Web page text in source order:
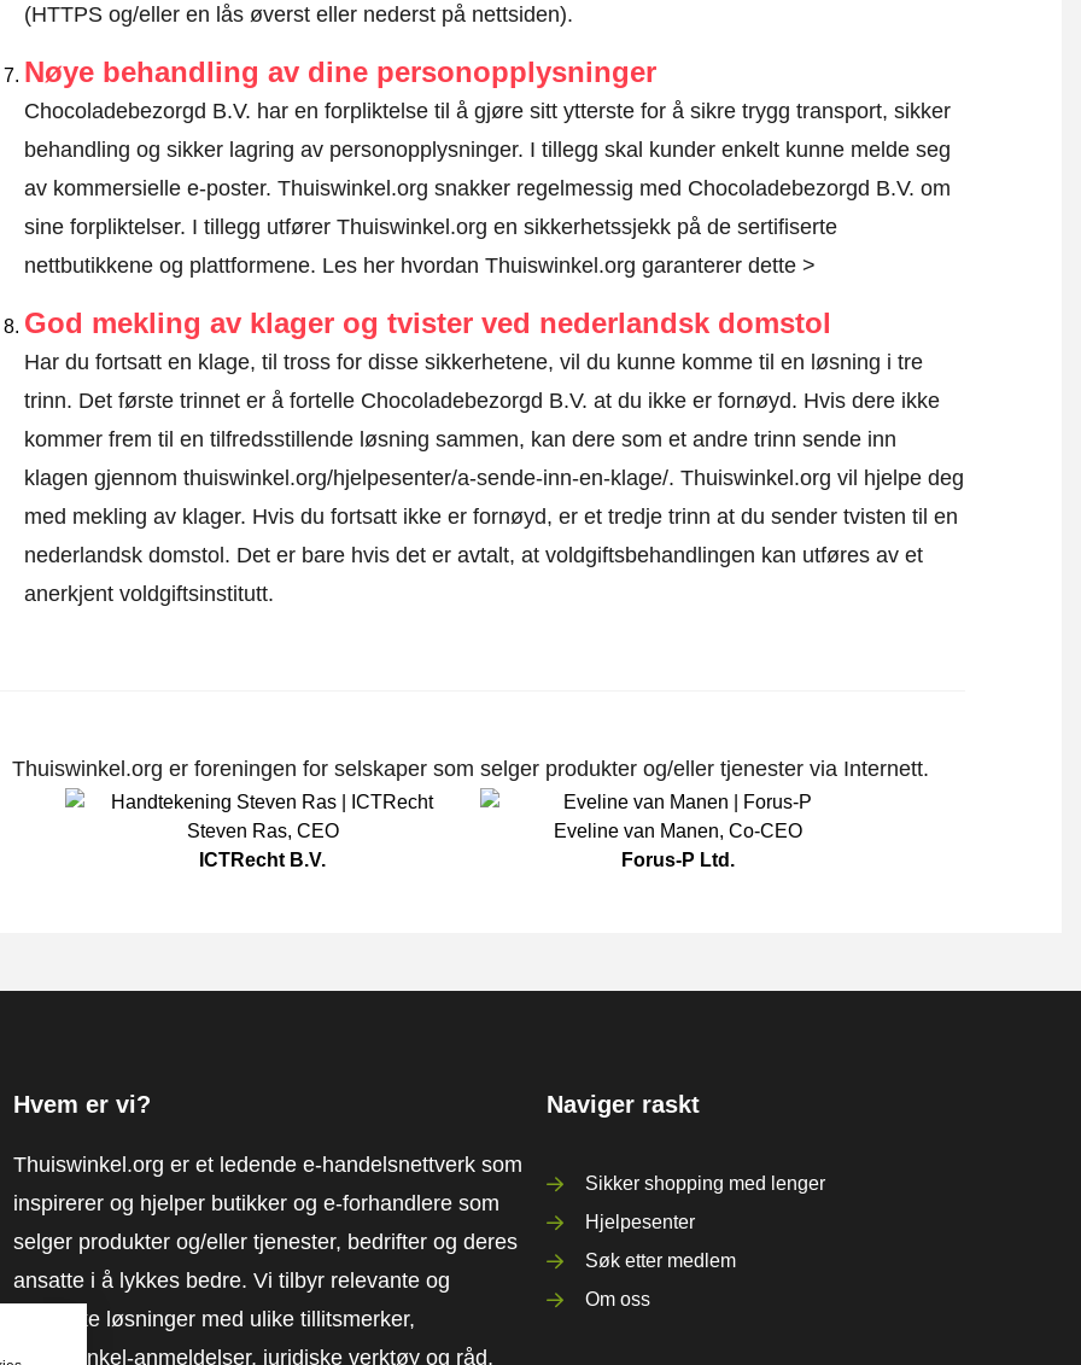
(HTTPS og/eller en lås øverst eller nederst på nettsiden).
Nøye behandling av dine personopplysninger
Chocoladebezorgd B.V. har en forpliktelse til å gjøre sitt ytterste for å sikre trygg transport, sikker
behandling og sikker lagring av personopplysninger. I tillegg skal kunder enkelt kunne melde seg
av kommersielle e-poster. Thuiswinkel.org snakker regelmessig med Chocoladebezorgd B.V. om
sine forpliktelser. I tillegg utfører Thuiswinkel.org en sikkerhetssjekk på de sertifiserte
nettbutikkene og plattformene. Les her hvordan Thuiswinkel.org garanterer dette >
God mekling av klager og tvister ved nederlandsk domstol
Har du fortsatt en klage, til tross for disse sikkerhetene, vil du kunne komme til en løsning i tre
trinn. Det første trinnet er å fortelle Chocoladebezorgd B.V. at du ikke er fornøyd. Hvis dere ikke
kommer frem til en tilfredsstillende løsning sammen, kan dere som et andre trinn sende inn
klagen gjennom thuiswinkel.org/hjelpesenter/a-sende-inn-en-klage/. Thuiswinkel.org vil hjelpe deg
med mekling av klager. Hvis du fortsatt ikke er fornøyd, er et tredje trinn at du sender tvisten til en
nederlandsk domstol. Det er bare hvis det er avtalt, at voldgiftsbehandlingen kan utføres av et
anerkjent voldgiftsinstitutt.
Thuiswinkel.org er foreningen for selskaper som selger produkter og/eller tjenester via Internett.
Steven Ras, CEO
ICTRecht B.V.
Eveline van Manen, Co-CEO
Forus-P Ltd.
Hvem er vi?
Thuiswinkel.org er et ledende e-handelsnettverk som
inspirerer og hjelper butikker og e-forhandlere som
selger produkter og/eller tjenester, bedrifter og deres
ansatte i å lykkes bedre. Vi tilbyr relevante og
praktiske løsninger med ulike tillitsmerker,
Thuiswinkel-anmeldelser, juridiske verktøy og råd,
Naviger raskt
Sikker shopping med lenger
Hjelpesenter
Søk etter medlem
Om oss